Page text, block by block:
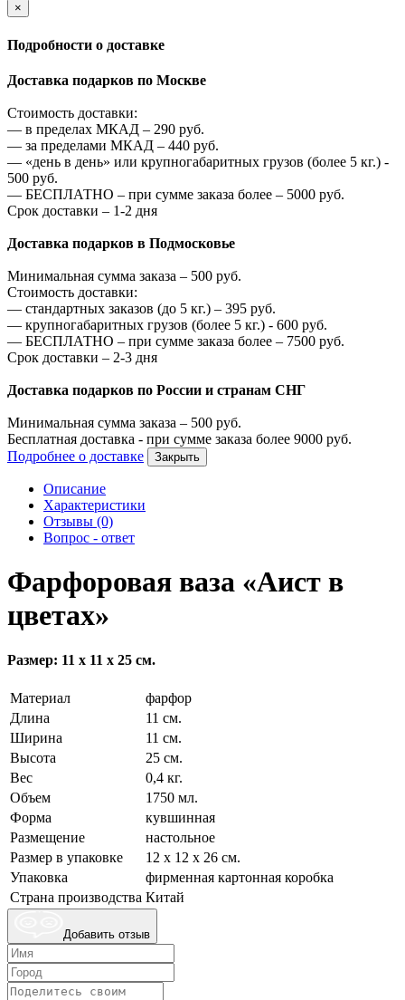
×
Подробности о доставке
Доставка подарков по Москве
Стоимость доставки:
— в пределах МКАД – 290 руб.
— за пределами МКАД – 440 руб.
— «день в день» или крупногабаритных грузов (более 5 кг.) -
500 руб.
— БЕСПЛАТНО – при сумме заказа более – 5000 руб.
Срок доставки – 1-2 дня
Доставка подарков в Подмосковье
Минимальная сумма заказа – 500 руб.
Стоимость доставки:
— стандартных заказов (до 5 кг.) – 395 руб.
— крупногабаритных грузов (более 5 кг.) - 600 руб.
— БЕСПЛАТНО – при сумме заказа более – 7500 руб.
Срок доставки – 2-3 дня
Доставка подарков по России и странам СНГ
Минимальная сумма заказа – 500 руб.
Бесплатная доставка - при сумме заказа более 9000 руб.
Подробнее о доставке
Закрыть
Описание
Характеристики
Отзывы (0)
Вопрос - ответ
Фарфоровая ваза «Аист в
цветах»
Размер: 11 х 11 х 25 см.
Материал
фарфор
Длина
11 см.
Ширина
11 см.
Высота
25 см.
Вес
0,4 кг.
Объем
1750 мл.
Форма
кувшинная
Размещение
настольное
Размер в упаковке
12 х 12 х 26 см.
Упаковка
фирменная картонная коробка
Страна производства Китай
Добавить отзыв